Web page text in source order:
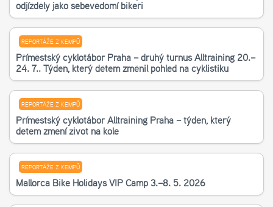
odjížděly jako sebevědomí bikeři
REPORTÁŽE Z KEMPŮ
Příměstský cyklotábor Praha – druhý turnus Alltraining 20.–
24. 7.. Týden, který dětem změnil pohled na cyklistiku
REPORTÁŽE Z KEMPŮ
Příměstský cyklotábor Alltraining Praha – týden, který
dětem změní život na kole
REPORTÁŽE Z KEMPŮ
Mallorca Bike Holidays VIP Camp 3.–8. 5. 2026